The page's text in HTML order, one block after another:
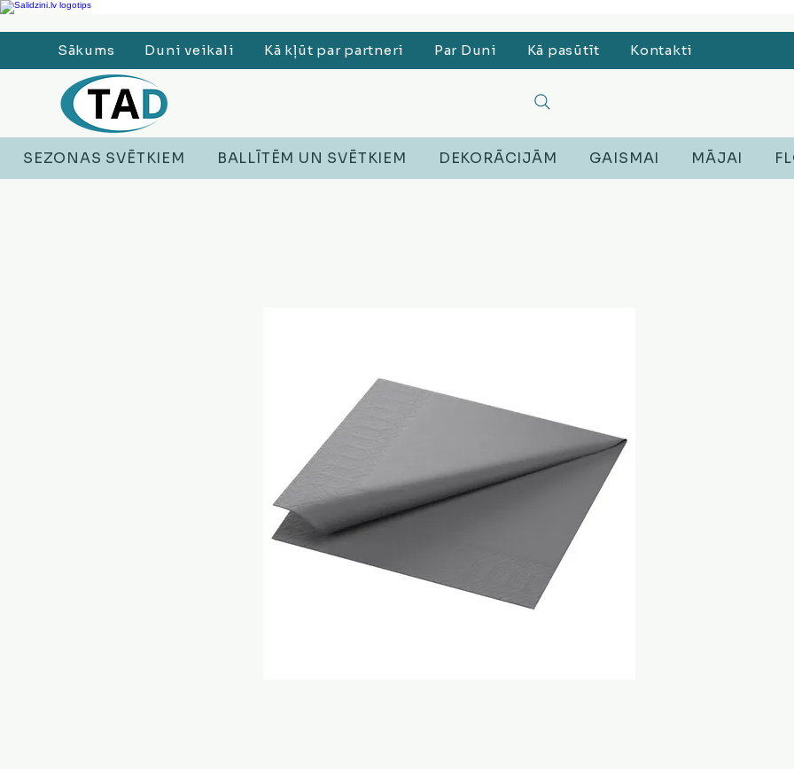
Ledusskapji, Sadzīves tehnika, Smaržas, Operatīvā atmiņa, Putekļu sūcēji, Lego, Austiņas
Sākums Duni veikali Kā kļūt par partneri Par Duni Kā pasūtīt Kontakti
SEZONAS SVĒTKIEM BALLĪTĒM UN SVĒTKIEM DEKORĀCIJĀM GAISMAI MĀJAI